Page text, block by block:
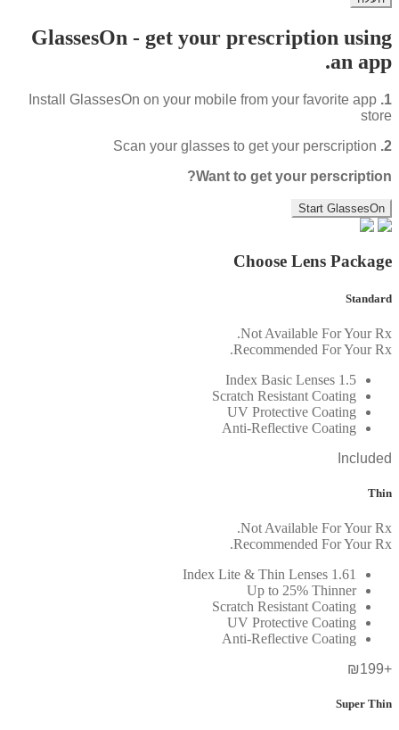
GlassesOn - get your prescription using
an app.
1.
Install GlassesOn on your mobile from your favorite app
store
2.
Scan your glasses to get your perscription
Want to get your perscription?
Start GlassesOn
Choose Lens Package
Standard
Not Available For Your Rx.
Recommended For Your Rx.
1.5 Index Basic Lenses
Scratch Resistant Coating
UV Protective Coating
Anti-Reflective Coating
Included
Thin
Not Available For Your Rx.
Recommended For Your Rx.
1.61 Index Lite & Thin Lenses
Up to 25% Thinner
Scratch Resistant Coating
UV Protective Coating
Anti-Reflective Coating
+₪199
Super Thin